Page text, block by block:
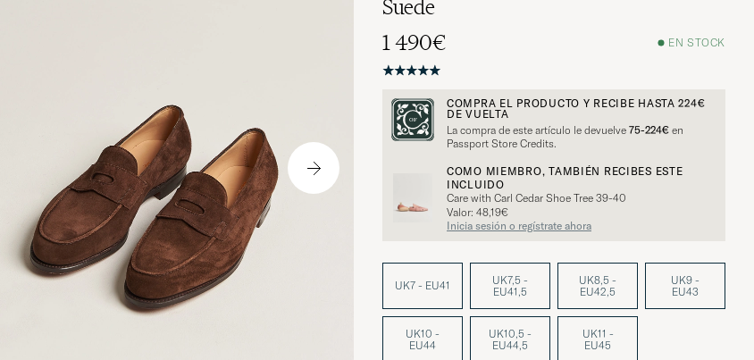
Suede
1 490€
EN STOCK
COMPRA EL PRODUCTO Y RECIBE HASTA224€
DE VUELTA
La compra de este artículo le devuelve 75-224€ en
Passport Store Credits.
COMO MIEMBRO, TAMBIÉN RECIBES ESTE
INCLUIDO
Care with Carl Cedar Shoe Tree 39-40
Valor: 48,19€
Inicia sesión o regístrate ahora
UK7 - EU41
UK7,5 -
EU41,5
UK8,5 -
EU42,5
UK9 -
EU43
UK10 -
EU44
UK10,5 -
EU44,5
UK11 -
EU45